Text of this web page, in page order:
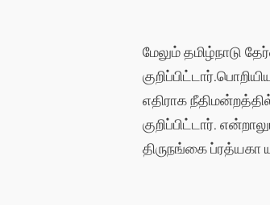
மேலும் தமிழ்நாடு
எதிராக
குறிப்பிட்டார்.
திருநங்கை ப்ரத்யகா